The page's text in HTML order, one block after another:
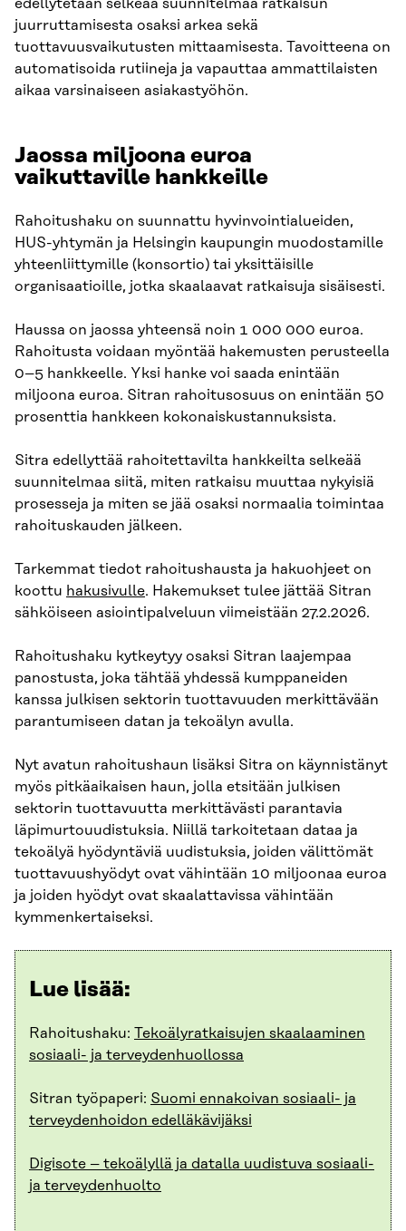
edellytetään selkeää suunnitelmaa ratkaisun
juurruttamisesta osaksi arkea sekä
tuottavuusvaikutusten mittaamisesta. Tavoitteena on
automatisoida rutiineja ja vapauttaa ammattilaisten
aikaa varsinaiseen asiakastyöhön.
Jaossa miljoona euroa
vaikuttaville hankkeille
Rahoitushaku on suunnattu hyvinvointialueiden,
HUS-yhtymän ja Helsingin kaupungin muodostamille
yhteenliittymille (konsortio) tai yksittäisille
organisaatioille, jotka skaalaavat ratkaisuja sisäisesti.
Haussa on jaossa yhteensä noin 1 000 000 euroa.
Rahoitusta voidaan myöntää hakemusten perusteella
0–5 hankkeelle. Yksi hanke voi saada enintään
miljoona euroa. Sitran rahoitusosuus on enintään 50
prosenttia hankkeen kokonaiskustannuksista.
Sitra edellyttää rahoitettavilta hankkeilta selkeää
suunnitelmaa siitä, miten ratkaisu muuttaa nykyisiä
prosesseja ja miten se jää osaksi normaalia toimintaa
rahoituskauden jälkeen.
Tarkemmat tiedot rahoitushausta ja hakuohjeet on
koottu hakusivulle. Hakemukset tulee jättää Sitran
sähköiseen asiointipalveluun viimeistään 27.2.2026.
Rahoitushaku kytkeytyy osaksi Sitran laajempaa
panostusta, joka tähtää yhdessä kumppaneiden
kanssa julkisen sektorin tuottavuuden merkittävään
parantumiseen datan ja tekoälyn avulla.
Nyt avatun rahoitushaun lisäksi Sitra on käynnistänyt
myös pitkäaikaisen haun, jolla etsitään julkisen
sektorin tuottavuutta merkittävästi parantavia
läpimurtouudistuksia. Niillä tarkoitetaan dataa ja
tekoälyä hyödyntäviä uudistuksia, joiden välittömät
tuottavuushyödyt ovat vähintään 10 miljoonaa euroa
ja joiden hyödyt ovat skaalattavissa vähintään
kymmenkertaiseksi.
Lue lisää:
Rahoitushaku: Tekoälyratkaisujen skaalaaminen
sosiaali- ja terveydenhuollossa
Sitran työpaperi: Suomi ennakoivan sosiaali- ja
terveydenhoidon edelläkävijäksi
Digisote – tekoälyllä ja datalla uudistuva sosiaali-
ja terveydenhuolto